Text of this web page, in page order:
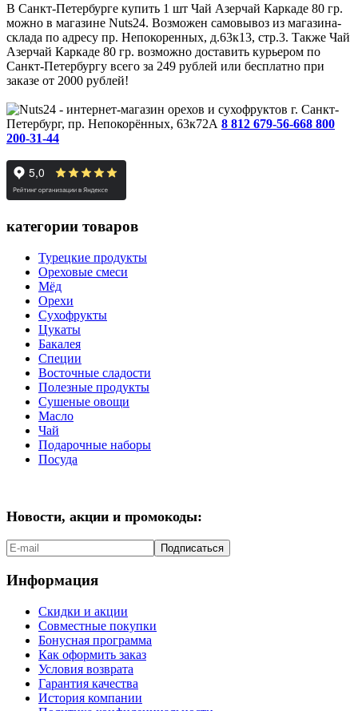
В Санкт-Петербурге купить 1 шт Чай Азерчай Каркаде 80 гр.
можно в магазине Nuts24. Возможен самовывоз из магазина-
склада по адресу пр. Непокоренных, д.63к13, стр.3. Также Чай
Азерчай Каркаде 80 гр. возможно доставить курьером по
Санкт-Петербургу всего за 249 рублей или бесплатно при
заказе от 2000 рублей!
г. Санкт-
Петербург, пр. Непокорённых, 63к72А 8 812 679-56-668 800
200-31-44
категории товаров
Турецкие продукты
Ореховые смеси
Мёд
Орехи
Сухофрукты
Цукаты
Бакалея
Специи
Восточные сладости
Полезные продукты
Сушеные овощи
Масло
Чай
Подарочные наборы
Посуда
Новости, акции и промокоды:
Подписаться
Информация
Скидки и акции
Совместные покупки
Бонусная программа
Как оформить заказ
Условия возврата
Гарантия качества
История компании